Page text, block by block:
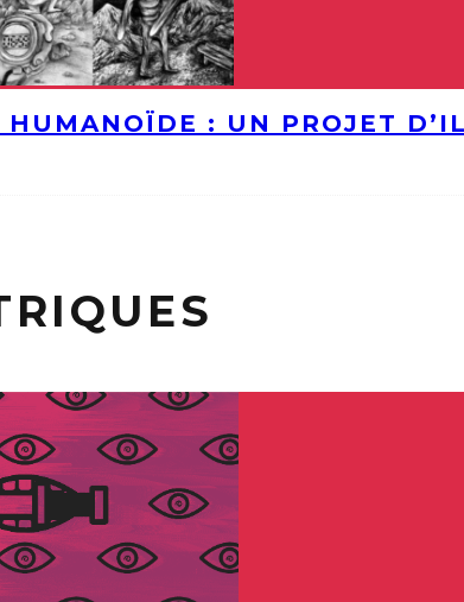
HUMANOÏDE : UN PROJET